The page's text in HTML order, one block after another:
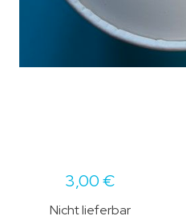
3,00 €
Nicht lieferbar